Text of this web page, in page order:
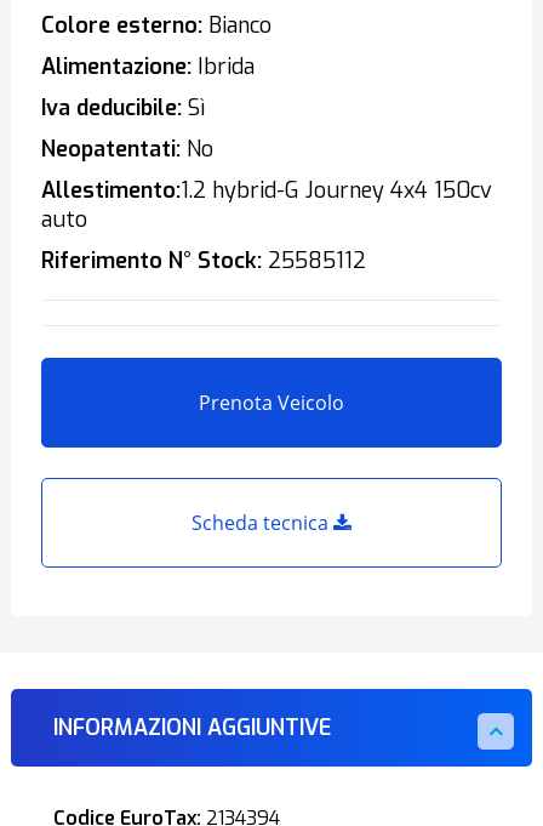
Colore esterno:Bianco
Alimentazione:Ibrida
Iva deducibile:Sì
Neopatentati:No
Allestimento:1.2 hybrid-G Journey 4x4 150cv
auto
Riferimento N° Stock:25585112
Prenota Veicolo
Scheda tecnica
INFORMAZIONI AGGIUNTIVE
Codice EuroTax: 2134394